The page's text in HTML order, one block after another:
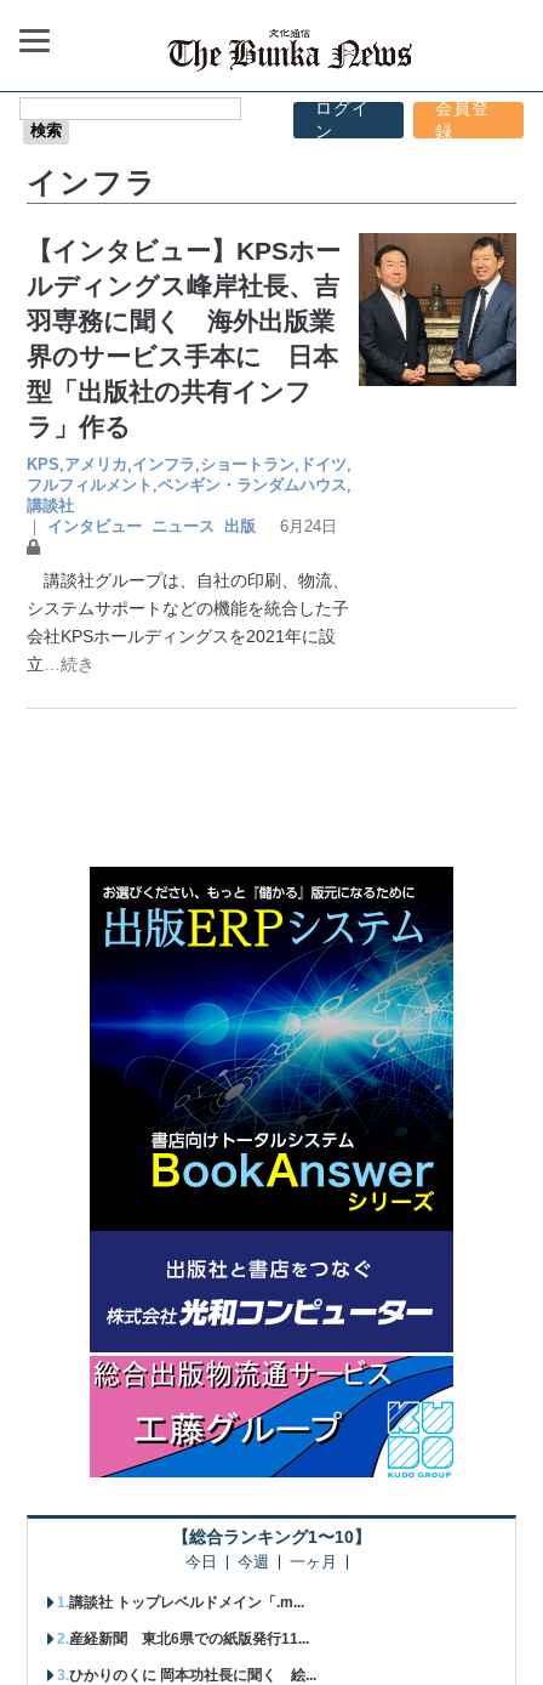
ログイ
ン
会員登
録
インフラ
【インタビュー】KPSホー
ルディングス峰岸社長、吉
羽専務に聞く 海外出版業
界のサービス手本に 日本
型「出版社の共有インフ
ラ」作る
KPS アメリカ インフラ ショートラン ドイツ
フルフィルメント ,ペンギン・ランダムハウス
講談社
｜
インタビュー ニュース 出版 6月24日
講談社グループは、自社の印刷、物流、
システムサポートなどの機能を統合した子
会社KPSホールディングスを2021年に設
立 …続き
【総合ランキング1〜10】
今日 今週 一ヶ月
講談社 トップレベルドメイン「.m...
産経新聞 東北6県での紙版発行11...
ひかりのくに 岡本功社長に聞く 絵...